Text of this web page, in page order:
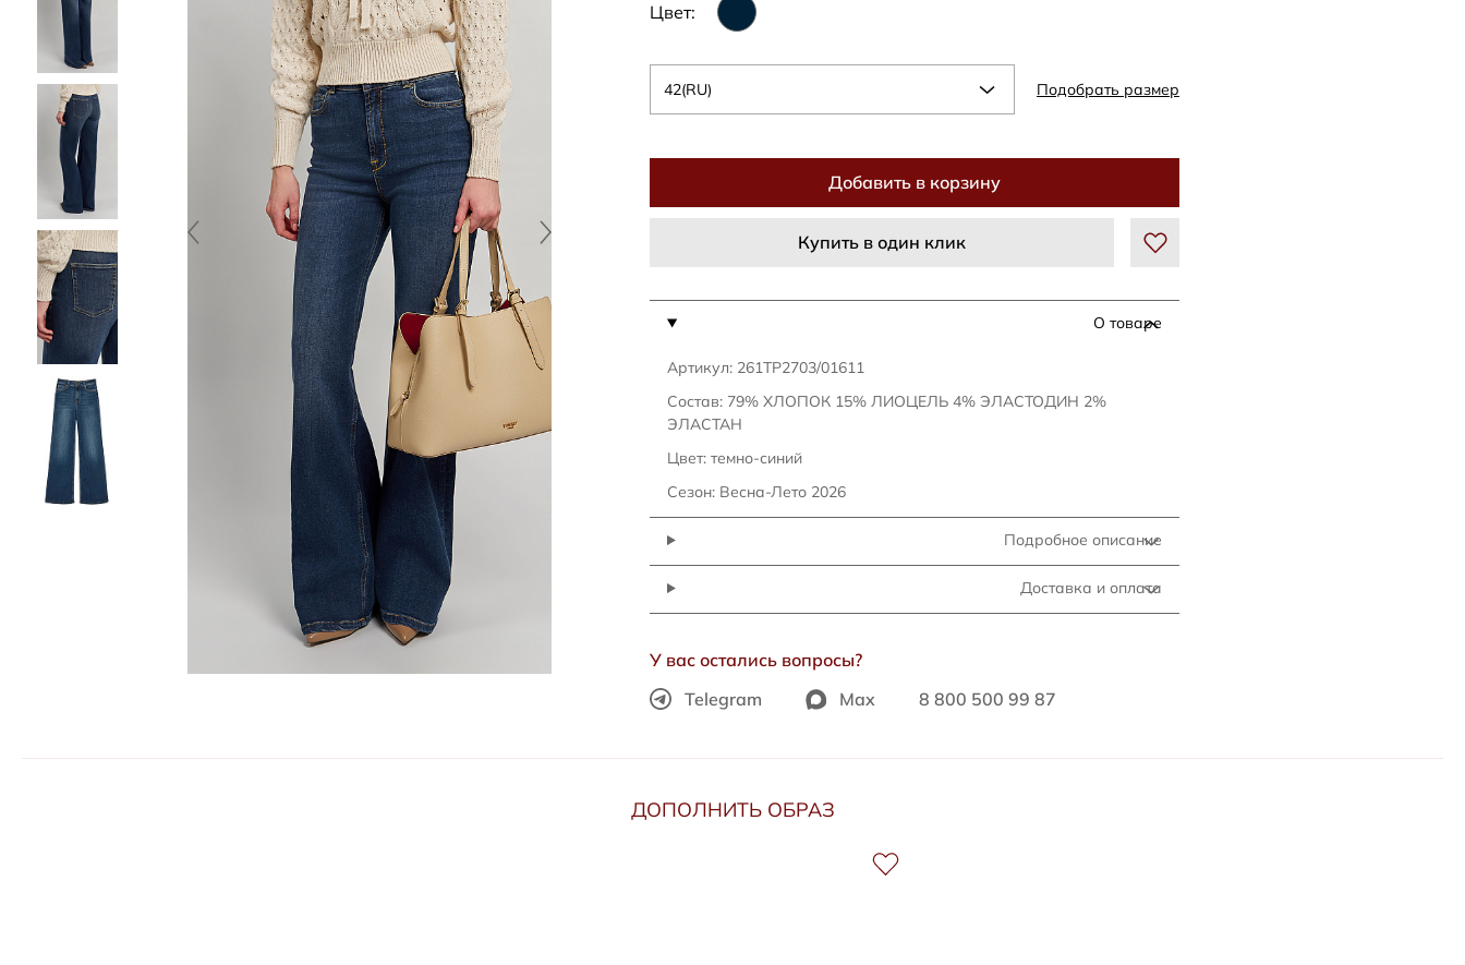
Цвет:
42(RU) Подобрать размер
Добавить в корзину
Купить в один клик
О товаре
Артикул: 261TP2703/01611
Состав: 79% ХЛОПОК 15% ЛИОЦЕЛЬ 4% ЭЛАСТОДИН 2%
ЭЛАСТАН
Цвет: темно-синий
Сезон: Весна-Лето 2026
Подробное описание
Доставка и оплата
У вас остались вопросы?
Telegram
Max 8 800 500 99 87
ДОПОЛНИТЬ ОБРАЗ